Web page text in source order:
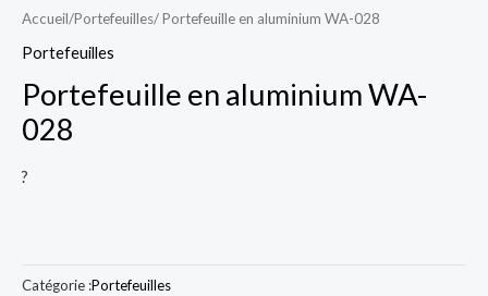
Accueil/Portefeuilles/ Portefeuille en aluminium WA-028
Portefeuilles
Portefeuille en aluminium WA-
028
?
Catégorie :Portefeuilles